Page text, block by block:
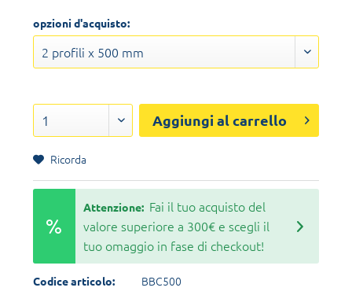
opzioni d'acquisto:
Aggiungi al carrello
Ricorda
Attenzione: Fai il tuo acquisto del
valore superiore a 300€ e scegli il
tuo omaggio in fase di checkout!
Codice articolo: BBC500